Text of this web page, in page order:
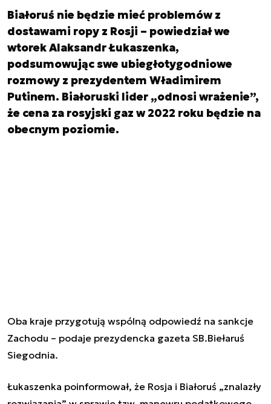
Białoruś nie będzie mieć problemów z
dostawami ropy z Rosji – powiedział we
wtorek Alaksandr Łukaszenka,
podsumowując swe ubiegłotygodniowe
rozmowy z prezydentem Władimirem
Putinem. Białoruski lider „odnosi wrażenie”,
że cena za rosyjski gaz w 2022 roku będzie na
obecnym poziomie.
Oba kraje przygotują wspólną odpowiedź na sankcje
Zachodu – podaje prezydencka gazeta SB.Biełaruś
Siegodnia.
Łukaszenka poinformował, że Rosja i Białoruś „znalazły